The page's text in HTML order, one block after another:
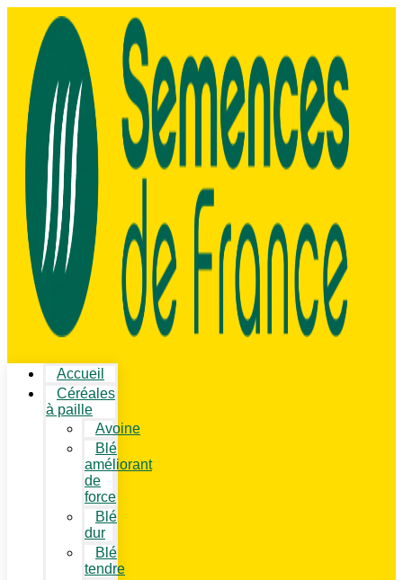
Accueil
Céréales
à paille
Avoine
Blé
améliorant
de
force
Blé
dur
Blé
tendre